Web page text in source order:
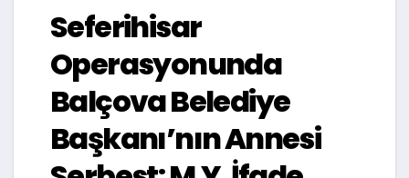
Seferihisar
Operasyonunda
Balçova Belediye
Başkanı’nın Annesi